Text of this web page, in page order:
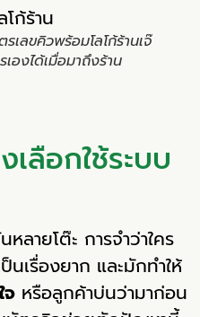
ลขคิวพร้อมโลโก้ร้านเจ๊
องได้เมื่อมาถึงร้าน
เลือกใช้ระบบ
ลายโต๊ะ การจำว่าใคร
เรื่องยาก และมักทำให้
จ หรือลูกค้าบ่นว่ามาก่อน